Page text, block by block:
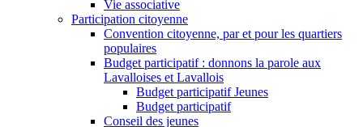
Vie associative
Participation citoyenne
Convention citoyenne, par et pour les quartiers
populaires
Budget participatif : donnons la parole aux
Lavalloises et Lavallois
Budget participatif Jeunes
Budget participatif
Conseil des jeunes